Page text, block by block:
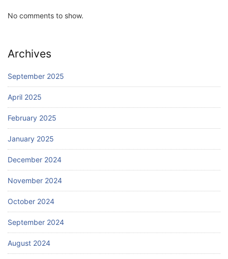
No comments to show.
Archives
September 2025
April 2025
February 2025
January 2025
December 2024
November 2024
October 2024
September 2024
August 2024